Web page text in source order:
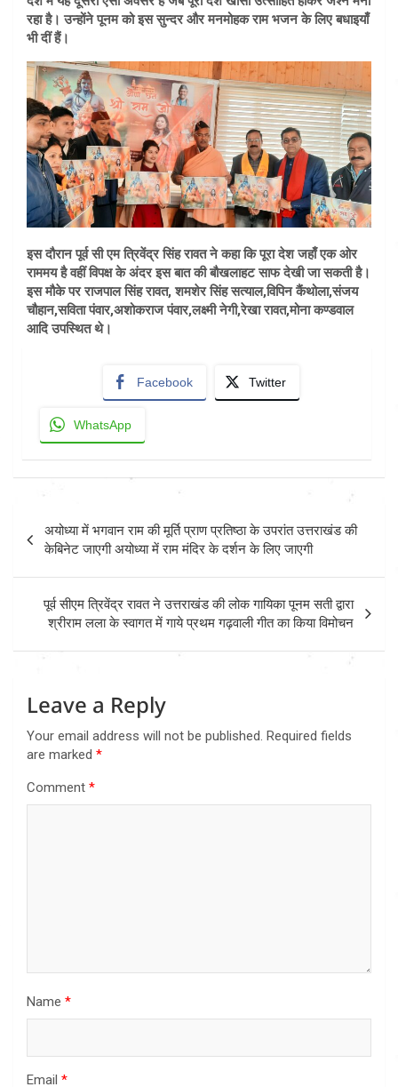
रहा है। उन्होंने पूनम को इस सुन्दर और मनमोहक राम भजन के लिए बधाइयाँ
भी दीं हैं।
इस दौरान पूर्व सी एम त्रिवेंद्र सिंह रावत ने कहा कि पूरा देश जहाँ एक ओर
राममय है वहीं विपक्ष के अंदर इस बात की बौखलाहट साफ देखी जा सकती है।
इस मौके पर राजपाल सिंह रावत, शमशेर सिंह सत्याल,विपिन कैंथोला,संजय
चौहान,सविता पंवार,अशोकराज पंवार,लक्ष्मी नेगी,रेखा रावत,मोना कण्डवाल
आदि उपस्थित थे।
Facebook Twitter
WhatsApp
navigation
अयोध्या में भगवान राम की मूर्ति प्राण प्रतिष्ठा के उपरांत उत्तराखंड की
केबिनेट जाएगी अयोध्या में राम मंदिर के दर्शन के लिए जाएगी
पूर्व सीएम त्रिवेंद्र रावत ने उत्तराखंड की लोक गायिका पूनम सती द्वारा
श्रीराम लला के स्वागत में गाये प्रथम गढ़वाली गीत का किया विमोचन
Leave a Reply
Your email address will not be published. Required fields
are marked *
Comment *
Name *
Email *